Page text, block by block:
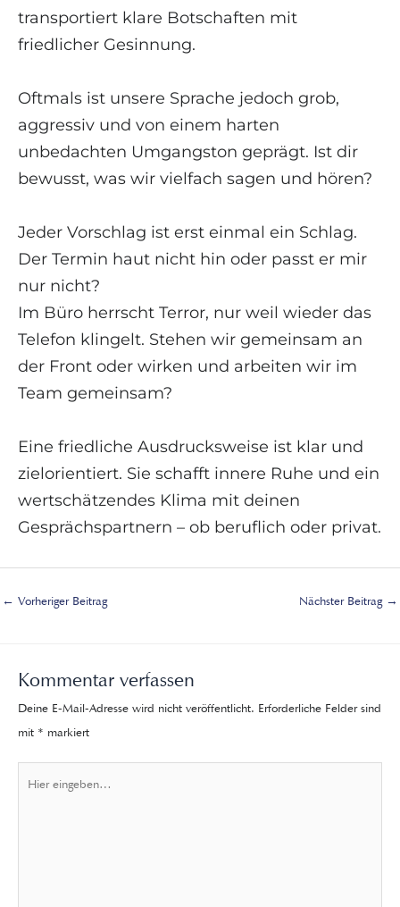
transportiert klare Botschaften mit
friedlicher Gesinnung.
Oftmals ist unsere Sprache jedoch grob,
aggressiv und von einem harten
unbedachten Umgangston geprägt. Ist dir
bewusst, was wir vielfach sagen und hören?
Jeder Vorschlag ist erst einmal ein Schlag.
Der Termin haut nicht hin oder passt er mir
nur nicht?
Im Büro herrscht Terror, nur weil wieder das
Telefon klingelt. Stehen wir gemeinsam an
der Front oder wirken und arbeiten wir im
Team gemeinsam?
Eine friedliche Ausdrucksweise ist klar und
zielorientiert. Sie schafft innere Ruhe und ein
wertschätzendes Klima mit deinen
Gesprächspartnern – ob beruflich oder privat.
← Vorheriger Beitrag Nächster Beitrag →
Kommentar verfassen
Deine E-Mail-Adresse wird nicht veröffentlicht. Erforderliche Felder sind
mit * markiert